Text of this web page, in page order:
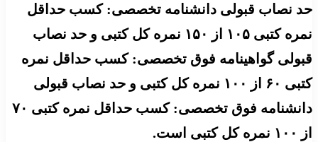
حد نصاب قبولی دانشنامه تخصصی: کسب حداقل
نمره کتبی ۱۰۵ از ۱۵۰ نمره کل کتبی و حد نصاب
قبولی گواهینامه فوق تخصصی: کسب حداقل نمره
کتبی ۶۰ از ۱۰۰ نمره کل کتبی و حد نصاب قبولی
دانشنامه فوق تخصصی: کسب حداقل نمره کتبی ۷۰
از ۱۰۰ نمره کل کتبی است.